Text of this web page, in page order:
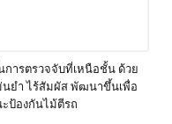
การตรวจจับที่เหนือชั้น ด้วย
นยำ ไร้สัมผัส พัฒนาขึ้นเพื่อ
ป้องกันไม้ตีรถ